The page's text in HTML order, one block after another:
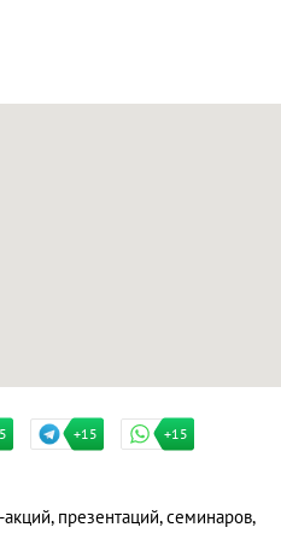
+15 +15
презентаций, семинаров,